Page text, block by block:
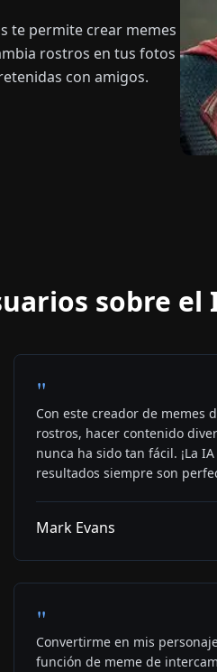
te permite crear memes
rostros en tus fotos
con amigos.
sobre
"
Con este creador de memes
rostros, hacer contenido
nunca ha sido tan fácil. ¡La
resultados siempre son
Mark Evans
"
Convertirme en mis
función de meme de